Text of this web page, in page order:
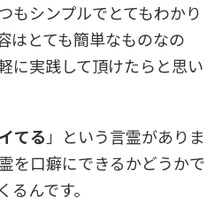
もシンプルでとてもわかり
はとても簡単なものなの
に実践して頂けたらと思い
てる 」という言霊がありま
を口癖にできるかどうかで
んです。